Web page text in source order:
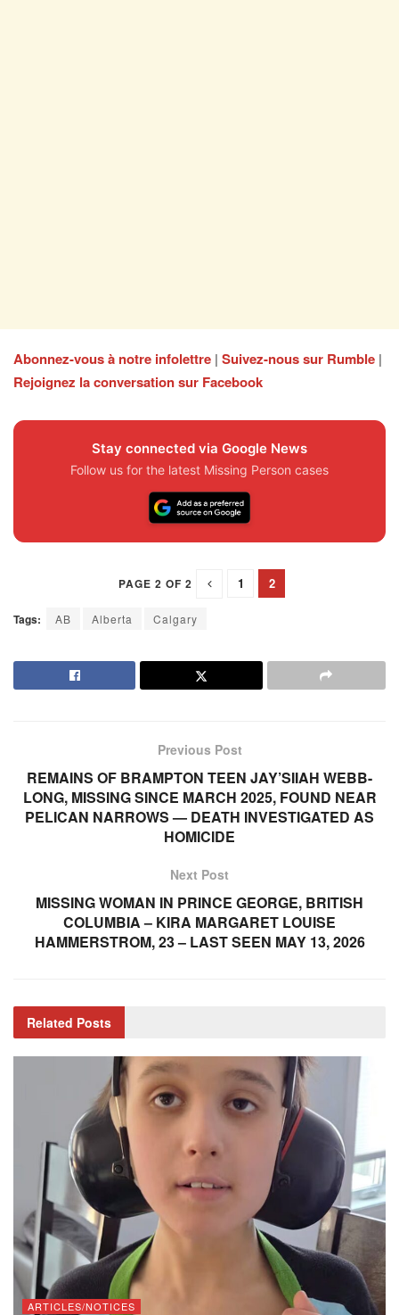
Abonnez-vous à notre infolettre | Suivez-nous sur Rumble |
Rejoignez la conversation sur Facebook
Stay connected via Google News
Follow us for the latest Missing Person cases
PAGE 2 OF 2 1 2
Tags: AB Alberta Calgary
Previous Post
REMAINS OF BRAMPTON TEEN JAY’SIIAH WEBB-
LONG, MISSING SINCE MARCH 2025, FOUND NEAR
PELICAN NARROWS — DEATH INVESTIGATED AS
HOMICIDE
Next Post
MISSING WOMAN IN PRINCE GEORGE, BRITISH
COLUMBIA – KIRA MARGARET LOUISE
HAMMERSTROM, 23 – LAST SEEN MAY 13, 2026
Related Posts
ARTICLES/NOTICES